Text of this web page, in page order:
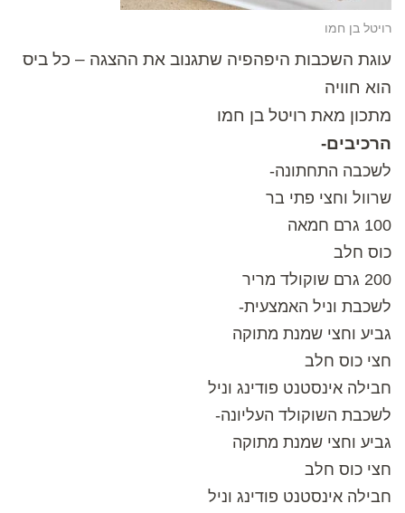
רויטל בן חמו
עוגת השכבות היפהפיה שתגנוב את ההצגה – כל ביס
הוא חוויה
מתכון מאת רויטל בן חמו
הרכיבים-
לשכבה התחתונה-
שרוול וחצי פתי בר
100 גרם חמאה
כוס חלב
200 גרם שוקולד מריר
לשכבת וניל האמצעית-
גביע וחצי שמנת מתוקה
חצי כוס חלב
חבילה אינסטנט פודינג וניל
לשכבת השוקולד העליונה-
גביע וחצי שמנת מתוקה
חצי כוס חלב
חבילה אינסטנט פודינג וניל